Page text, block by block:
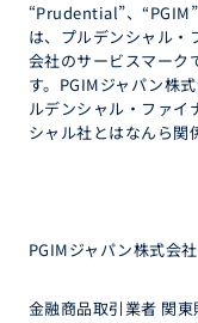
“Prudential”、
は、プルデンシャル・
会社のサービスマーク
す。PGIMジャパン株
ルデンシャル・ファイ
シャル社とはなんら関
PGIMジャパン株式会社
金融商品取引業者 関